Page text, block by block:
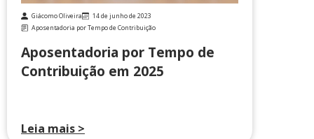
Giácomo Oliveira
14 de junho de 2023
Aposentadoria por Tempo de Contribuição
Aposentadoria por Tempo de
Contribuição em 2025
Leia mais >